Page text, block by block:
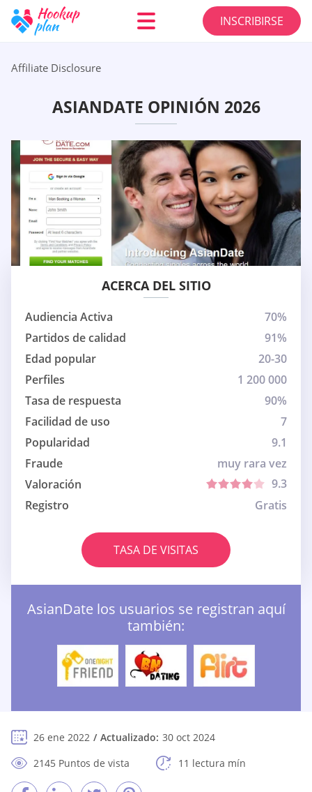
INSCRIBIRSE
Affiliate Disclosure
ASIANDATE OPINIÓN 2026
ACERCA DEL SITIO
Audiencia Activa
70%
Partidos de calidad
91%
Edad popular
20-30
Perfiles
1 200 000
Tasa de respuesta
90%
Facilidad de uso
7
Popularidad
9.1
Fraude
muy rara vez
Valoración
9.3
Registro
Gratis
TASA DE VISITAS
AsianDate los usuarios se registran aquí
también:
26 ene 2022 Actualizado: 30 oct 2024
2145 Puntos de vista
11 lectura mín